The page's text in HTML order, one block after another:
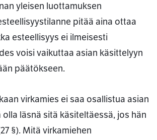
yleisen luottamuksen
pitää aina ottaa
esteellisyys ei ilmeisesti
voisi vaikuttaa asian käsittelyyn
päätökseen.
virkamies ei saa osallistua asian
läsnä sitä käsiteltäessä, jos hän
§). Mitä virkamiehen